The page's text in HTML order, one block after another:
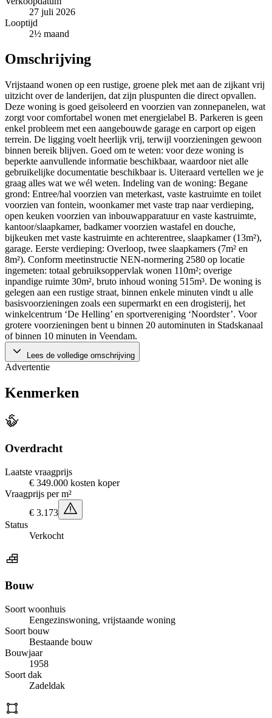
27 juli 2026
Looptijd
2½ maand
Omschrijving
Vrijstaand wonen op een rustige, groene plek met aan de zijkant vrij
uitzicht over de landerijen, dat zijn pluspunten die direct opvallen.
Deze woning is goed geïsoleerd en voorzien van zonnepanelen, wat
zorgt voor comfortabel wonen met energielabel B. Parkeren is geen
enkel probleem met een aangebouwde garage en carport op eigen
terrein. De ligging voelt heerlijk vrij, terwijl voorzieningen gewoon
binnen bereik blijven. Goed om te weten: voor deze woning is
beperkte aanvullende informatie beschikbaar, waardoor niet alle
gebruikelijke documentatie beschikbaar is. Uiteraard vertellen we je
graag alles wat we wél weten. Indeling van de woning: Begane
grond: Entree/hal voorzien van meterkast, vaste kastruimte en toilet
voorzien van fontein, woonkamer met vaste trap naar verdieping,
open keuken voorzien van inbouwapparatuur en vaste kastruimte,
kantoor/slaapkamer, badkamer voorzien wastafel en douche,
bijkeuken met vaste kastruimte en achterentree, slaapkamer (13m²),
garage. Eerste verdieping: Overloop, twee slaapkamers (7m² en
8m²). Conform meetinstructie NEN-normering 2580 op locatie
ingemeten: totaal gebruiksoppervlak wonen 110m²; overige
inpandige ruimte 30m², bruto inhoud woning 515m³. De woning is
gelegen aan een rustige straat, binnen enkele minuten vindt u alle
basisvoorzieningen zoals een supermarkt en een drogisterij, het
winkelcentrum ‘De Helling’ en sportvereniging ‘Noordster’. Voor
grotere voorzieningen bent u binnen 20 autominuten in Stadskanaal
of binnen 10 minuten in Veendam.
Lees de volledige omschrijving
Advertentie
Kenmerken
Overdracht
Laatste vraagprijs
€ 349.000 kosten koper
Vraagprijs per m²
€ 3.173
Status
Verkocht
Bouw
Soort woonhuis
Eengezinswoning, vrijstaande woning
Soort bouw
Bestaande bouw
Bouwjaar
1958
Soort dak
Zadeldak